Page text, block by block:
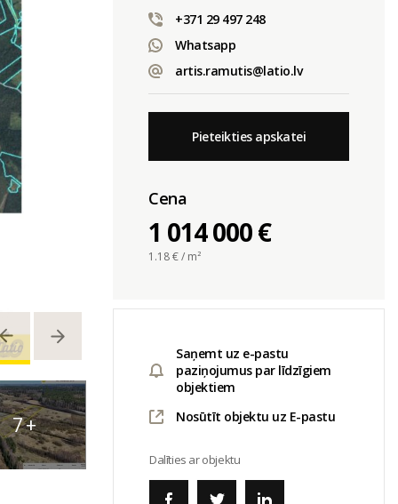
7+
+371 29 497 248
Whatsapp
artis.ramutis@latio.lv
Pieteikties apskatei
Cena
1 014 000 €
1.18€ / m²
Saņemt uz e-pastu
paziņojumus par līdzīgiem
objektiem
Nosūtīt objektu uz E-pastu
Dalīties ar objektu